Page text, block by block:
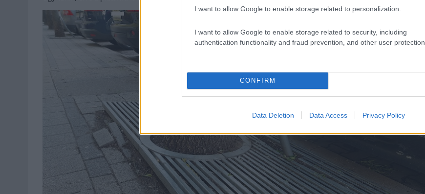
I want to allow Google to enable storage related to personalization.
I want to allow Google to enable storage related to security, including
authentication functionality and fraud prevention, and other user protection.
CONFIRM
Data Deletion Data Access Privacy Policy